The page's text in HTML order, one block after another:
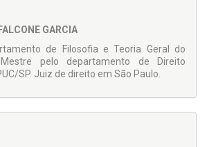
Sociologia e Teoria do Direito
periférico no sistema social global,
histórico-social conturbado sob o
se como principais atores do
se no contexto do mercado
de publicações cujo intento é
GARCIA
de Filosofia e Teoria Geral do
pelo departamento de Di­reito
SP. Juiz de di­reito em São Paulo.